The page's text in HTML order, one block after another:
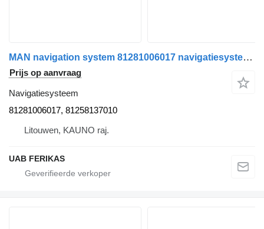
MAN navigation system 81281006017 navigatiesysteem voor MAN TGX trekker
Prijs op aanvraag
Navigatiesysteem
81281006017, 81258137010
Litouwen, KAUNO raj.
UAB FERIKAS